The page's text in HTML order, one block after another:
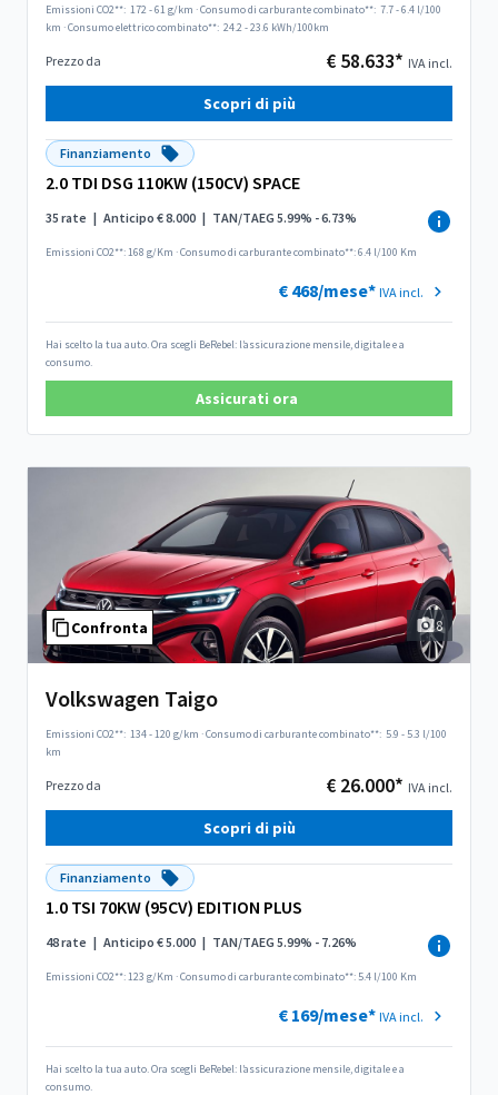
Emissioni CO2**: 172 - 61 g/km ·Consumo di carburante combinato**: 7.7 - 6.4 l/100
km ·Consumo elettrico combinato**: 24.2 - 23.6 kWh/100km
Prezzo da € 58.633* IVA incl.
Scopri di più
Finanziamento
2.0 TDI DSG 110KW (150CV) SPACE
35 rate | Anticipo € 8.000 | TAN/TAEG 5.99% - 6.73%
Emissioni CO2**: 168 g/Km ·Consumo di carburante combinato**: 6.4 l/100 Km
€ 468/mese* IVA incl.
Hai scelto la tua auto. Ora scegli BeRebel: l’assicurazione mensile, digitale e a
consumo.
Assicurati ora
Confronta 8
Volkswagen Taigo
Emissioni CO2**: 134 - 120 g/km ·Consumo di carburante combinato**: 5.9 - 5.3 l/100
km
Prezzo da € 26.000* IVA incl.
Scopri di più
Finanziamento
1.0 TSI 70KW (95CV) EDITION PLUS
48 rate | Anticipo € 5.000 | TAN/TAEG 5.99% - 7.26%
Emissioni CO2**: 123 g/Km ·Consumo di carburante combinato**: 5.4 l/100 Km
€ 169/mese* IVA incl.
Hai scelto la tua auto. Ora scegli BeRebel: l’assicurazione mensile, digitale e a
consumo.